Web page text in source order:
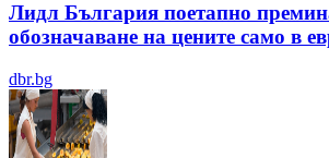
Лидл България поетапно
обозначаване на цените само в
dbr.bg